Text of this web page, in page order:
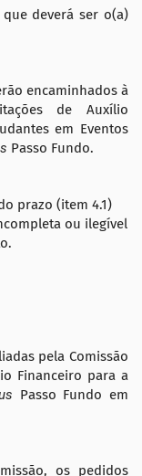
deverá ser o(a)
encaminhados à
de Auxílio
em Eventos
Passo Fundo.
prazo (item 4.1)
ou ilegível
pela Comissão
Financeiro para a
Passo Fundo em
os pedidos